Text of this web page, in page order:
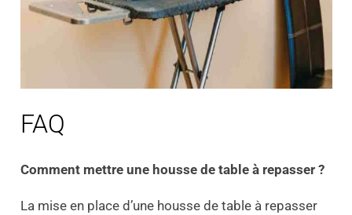
FAQ
Comment mettre une housse de table à repasser ?
La mise en place d’une housse de table à repasser